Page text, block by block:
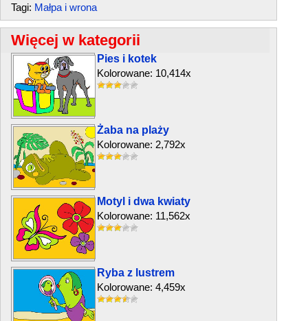
Tagi: Małpa i wrona
Więcej w kategorii
Pies i kotek
Kolorowane: 10,414x
Żaba na plaży
Kolorowane: 2,792x
Motyl i dwa kwiaty
Kolorowane: 11,562x
Ryba z lustrem
Kolorowane: 4,459x